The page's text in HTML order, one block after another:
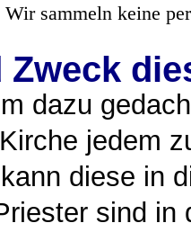
Wir sammeln keine
Zweck
dazu
jedem
diese in
sind in